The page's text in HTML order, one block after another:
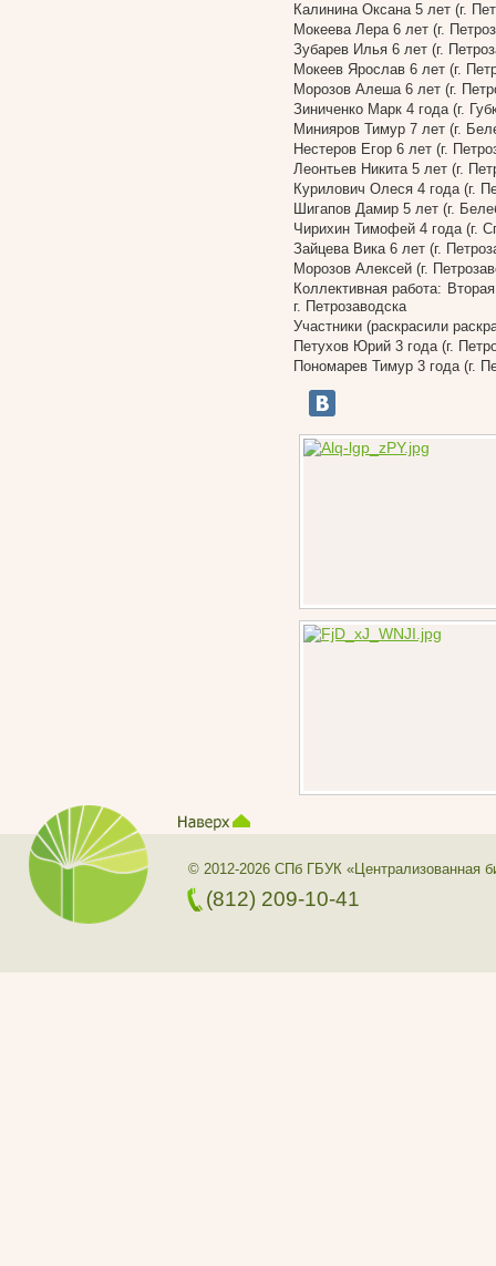
Калинина Оксана 5 лет (г.
Мокеева Лера 6 лет (г.
Зубарев Илья 6 лет (г.
Мокеев Ярослав 6 лет (г.
Морозов Алеша 6 лет (г.
Зиниченко Марк 4 года (г.
Минияров Тимур 7 лет (г.
Нестеров Егор 6 лет (г.
Леонтьев Никита 5 лет (г.
Курилович Олеся 4 года (г.
Шигапов Дамир 5 лет (г.
Чирихин Тимофей 4 года (г.
Зайцева Вика 6 лет (г.
Морозов Алексей (г.
Коллективная работа:
г. Петрозаводска
Участники (раскрасили
Петухов Юрий 3 года (г.
Пономарев Тимур 3 года (г.
© 2012-2026 СПб ГБУК «Централизованная
(812) 209-10-41